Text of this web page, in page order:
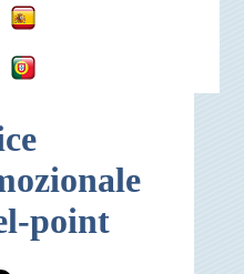
point